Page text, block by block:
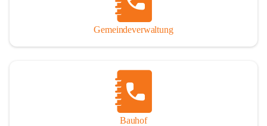
Gemeindeverwaltung
Bauhof